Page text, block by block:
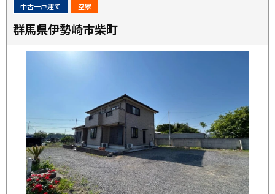
中古一戸建て 空家
群馬県伊勢崎市柴町